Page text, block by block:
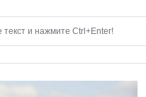
и нажмите Ctrl+Enter!